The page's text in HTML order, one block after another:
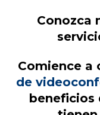
Conozca
Comience a
de
beneficios